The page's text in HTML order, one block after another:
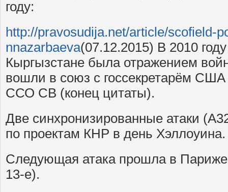
году:
http://pravosudija.net/article/scofield-
nnazarbaeva(07.12.2015) В 2010
Кыргызстане была отражением
вошли в союз с госсекретарём
ССО СВ (конец цитаты).
Две синхронизированные атаки
по проектам КНР в день Хэллоуина.
Следующая атака прошла в Париже
13-е).